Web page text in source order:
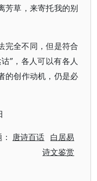
芳草，来寄托我的别
完全不同，但是符合
”，各人可以有各人
的创作动机，仍是必
唐诗百话 白居易
诗文鉴赏